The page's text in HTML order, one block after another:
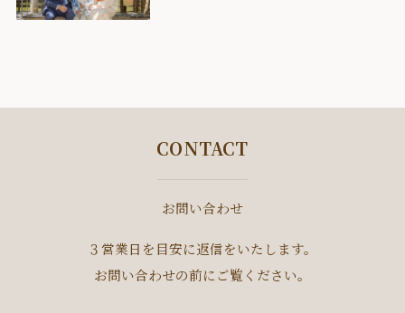
CONTACT
お問い合わせ
３営業日を目安に返信をいたします。
お問い合わせの前にご覧ください。